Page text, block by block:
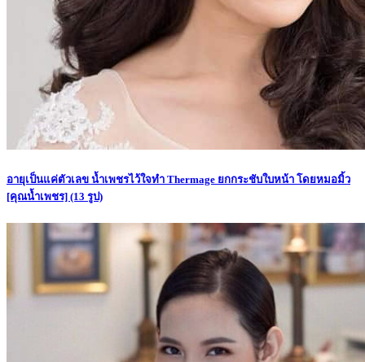
อายุเป็นแค่ตัวเลข น้ำเพชรไว้ใจทำ Thermage ยกกระชับใบหน้า โดยหมอมิ้ว
[คุณน้ำเพชร] (13 รูป)